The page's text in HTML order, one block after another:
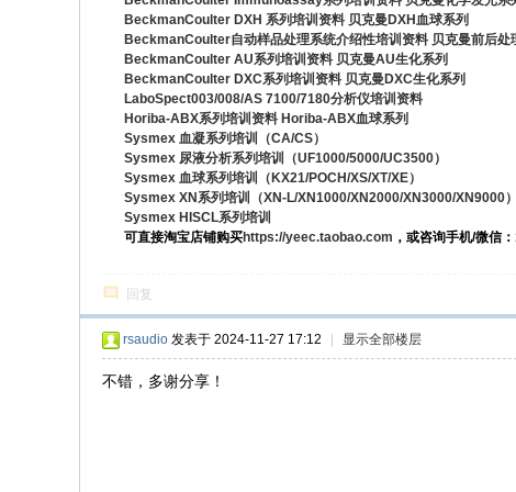
BeckmanCoulter DXH 系列培训资料 贝克曼DXH血球系列
BeckmanCoulter自动样品处理系统介绍性培训资料 贝克曼前后处
BeckmanCoulter AU系列培训资料 贝克曼AU生化系列
BeckmanCoulter DXC系列培训资料 贝克曼DXC生化系列
LaboSpect003/008/AS 7100/7180分析仪培训资料
Horiba-ABX系列培训资料 Horiba-ABX血球系列
Sysmex 血凝系列培训（CA/CS）
Sysmex 尿液分析系列培训（UF1000/5000/UC3500）
Sysmex 血球系列培训（KX21/POCH/XS/XT/XE）
Sysmex XN系列培训（XN-L/XN1000/XN2000/XN3000/XN9000）
Sysmex HISCL系列培训
可直接淘宝店铺购买https://yeec.taobao.com ，或咨询手机/微信
回复
rsaudio 发表于 2024-11-27 17:12 显示全部楼层
不错，多谢分享！